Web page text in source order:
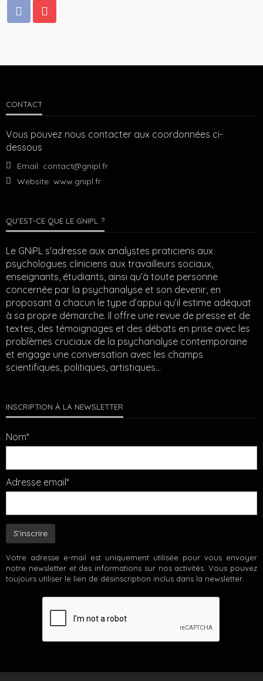
CONTACT
Vous pouvez nous contacter aux coordonnées ci-
dessous
Email: contact@gnipl.fr
Website: www.gnipl.fr
QU’EST-CE QUE LE GNIPL ?
Le GNiPL s'adresse aux analystes praticiens aux
psychologues cliniciens aux travailleurs sociaux,
enseignants, étudiants, ainsi qu’à toute personne
concernée par la psychanalyse et son devenir, en
proposant à chacun le type d’appui qu’il estime adéquat
à sa propre démarche. Il offre une revue de presse et de
textes, des témoignages et des débats en prise avec les
problèmes cruciaux de la psychanalyse contemporaine
et engage une conversation avec les champs
scientifiques, politiques, artistiques…
INSCRIPTION À LA NEWSLETTER
Nom*
Adresse email*
Votre adresse e-mail est uniquement utilisée pour vous envoyer
notre newsletter et des informations sur nos activités. Vous pouvez
toujours utiliser le lien de désinscription inclus dans la newsletter.